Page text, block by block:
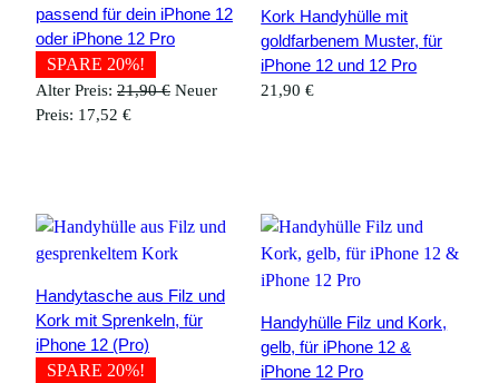
passend für dein iPhone 12
oder iPhone 12 Pro
SPARE 20%!
Alter Preis: 21,90€ Ursprünglicher
Neuer
Preis: 17,52 €Aktueller
Kork Handyhülle mit
goldfarbenem Muster, für
iPhone 12 und 12 Pro
21,90€
Handytasche aus Filz und
Kork mit Sprenkeln, für
iPhone 12 (Pro)
SPARE 20%!
Handyhülle Filz und Kork,
gelb, für iPhone 12 &
iPhone 12 Pro